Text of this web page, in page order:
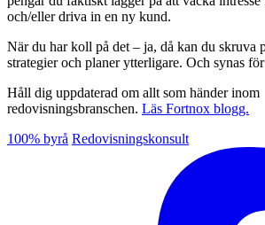
och/eller driva in en ny kund.
När du har koll på det – ja, då kan du skruva
strategier och planer ytterligare. Och synas
Håll dig uppdaterad om allt som händer inom
redovisningsbranschen. Läs Fortnox blogg.
100% byrå Redovisningskonsult